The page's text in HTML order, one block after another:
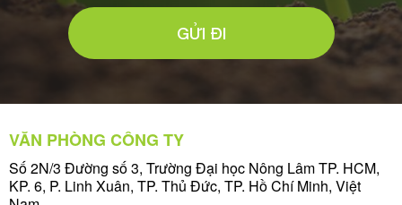
GỬI ĐI
VĂN PHÒNG CÔNG TY
Số 2N/3 Đường số 3, Trường Đại học Nông Lâm TP. HCM,
KP. 6, P. Linh Xuân, TP. Thủ Đức, TP. Hồ Chí Minh, Việt